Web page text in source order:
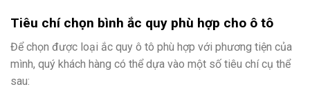
Tiêu chí chọn bình ắc quy phù hợp cho ô tô
Để chọn được loại ắc quy ô tô phù hợp với phương tiện của
mình, quý khách hàng có thể dựa vào một số tiêu chí cụ thể
sau: